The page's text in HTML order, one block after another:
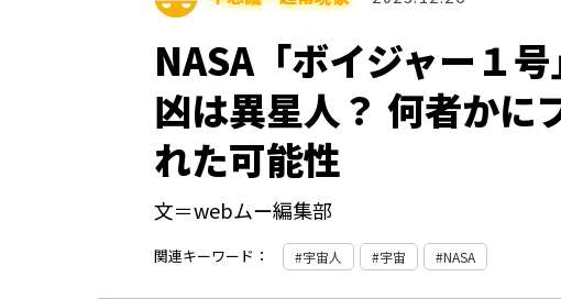
NASA「ボイジャー１
凶は異星人？ 何者かに
れた可能性
文＝webムー編集部
関連キーワード： 宇宙人 宇宙 NASA